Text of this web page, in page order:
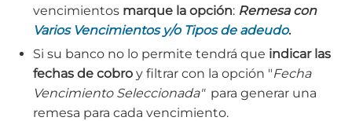
vencimientos marque la opción: Remesa con
Varios Vencimientos y/o Tipos de adeudo.
Si su banco no lo permite tendrá que indicar las
fechas de cobro y filtrar con la opción "Fecha
Vencimiento Seleccionada"para generar una
remesa para cada vencimiento.